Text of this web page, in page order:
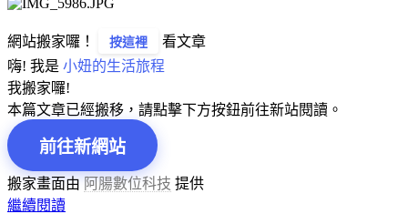
網站搬家囉！ 按這裡
看文章
嗨! 我是 小妞的生活旅程
我搬家囉!
本篇文章已經搬移，請點擊下方按鈕前往新站閱讀。
前往新網站
搬家畫面由 阿腸數位科技 提供
繼續閱讀